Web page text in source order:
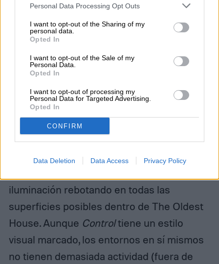
Personal Data Processing Opt Outs
I want to opt-out of the Sharing of my
personal data.
Opted In
I want to opt-out of the Sale of my
Personal Data.
Opted In
I want to opt-out of processing my
Personal Data for Targeted Advertising.
Opted In
CONFIRM
Data Deletion Data Access Privacy Policy
DesdeMax Payne
estudio finlandés Remedy Entertainment
siempre ha llevado los gráficos
envolventes más allá, y su último
lanzamiento,Control, no es diferente. Es un
escaparate perfecto de cómo el trazado de
iluminación rebotando en todas las
superficies posibles dentro de The Oldest
House. Aunque Controltiene un estilo
visual marcado, los entornos en sí mismos
no tienen demasiada actividad (fuera de